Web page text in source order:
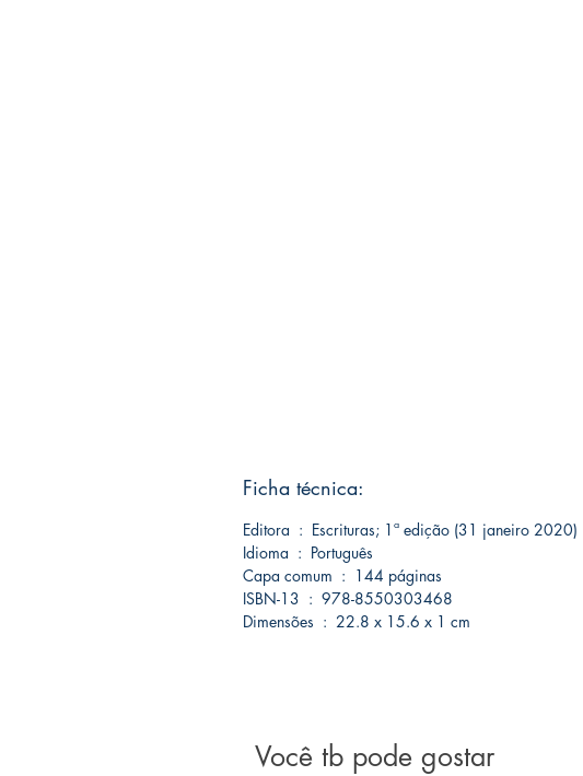
Ficha técnica:
Editora ‏ : ‎ Escrituras; 1ª edição (31 janeiro 2020)
Idioma ‏ : ‎ Português
Capa comum ‏ : ‎ 144 páginas
ISBN-13 ‏ : ‎ 978-8550303468
Dimensões ‏ : ‎ 22.8 x 15.6 x 1 cm
Você tb pode gostar